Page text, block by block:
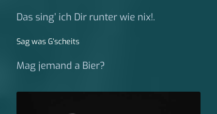
Das sing’ ich Dir runter wie nix!.
Sag was G‘scheits
Mag jemand a Bier?